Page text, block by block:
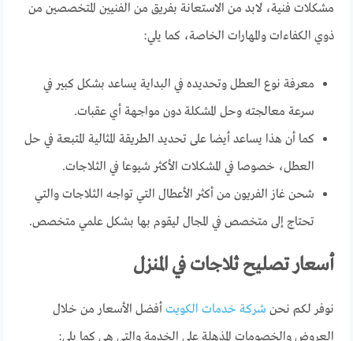
مشكلات فنية، لابد من الاستعانة بفريق من الفنيين المتخصصين من
ذوي الكفاءات والمهارات الخاصة، كما يلي:
معرفة نوع العطل وتحديده في البداية يساعد بشكل كبير في
سرعة معالجته وحل المشكلة دون مواجهة أي عقبات.
كما أن هذا يساعد أيضا على تحديد الطريقة المثالية المتبعة في حل
العطل، خصوصا في المشكلات الأكثر شيوعا في الثلاجات.
شحن غاز الفريون من أكثر الأعطال التي تواجه الثلاجات والتي
تحتاج إلى متخصص في المجال ليقوم بها بشكل علمي متخصص.
أسعار تصليح ثلاجات في المنزل
نوفر لكم نحن شركة خدمات الكويت أفضل الأسعار من خلال
العروض والخصومات المذهلة على الخدمة والتي هي كما يلي: